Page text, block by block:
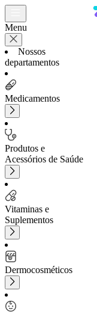
Menu
Nossos
departamentos
Medicamentos
Produtos e
Acessórios de Saúde
Vitaminas e
Suplementos
Dermocosméticos